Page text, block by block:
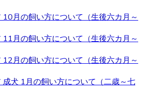
って重要なポイントとなるのが、健
種状況のことです。ベベドールで
があります通り、ワクチンの接種
康診断も行っておりますので、お客
猫ちゃんをお届けすることが可能で
ア購入をご検討の際は、私どもベベ
10月の飼い方について（生後六カ月～
11月の飼い方について（生後六カ月～
12月の飼い方について（生後六カ月～
成犬 1月の飼い方について（二歳～七